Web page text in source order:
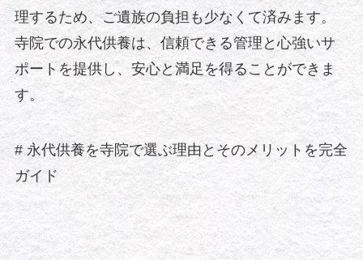
理するため、ご遺族の負担も少なくて済みます。
寺院での永代供養は、信頼できる管理と心強いサ
ポートを提供し、安心と満足を得ることができま
す。
# 永代供養を寺院で選ぶ理由とそのメリットを完全
ガイド